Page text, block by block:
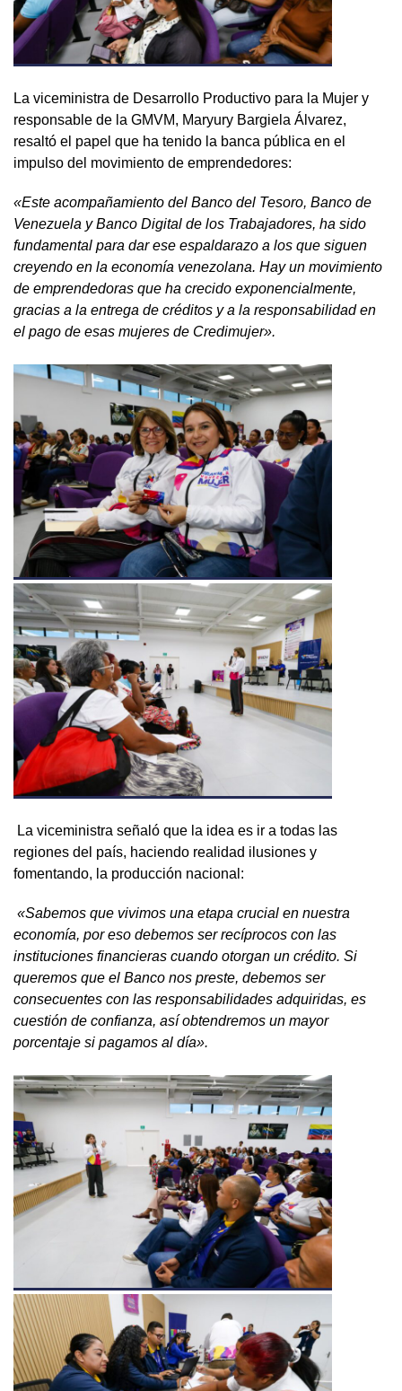
La viceministra de Desarrollo Productivo para la Mujer y
responsable de la GMVM, Maryury Bargiela Álvarez,
resaltó el papel que ha tenido la banca pública en el
impulso del movimiento de emprendedores:
«Este acompañamiento del Banco del Tesoro, Banco de
Venezuela y Banco Digital de los Trabajadores, ha sido
fundamental para dar ese espaldarazo a los que siguen
creyendo en la economía venezolana. Hay un movimiento
de emprendedoras que ha crecido exponencialmente,
gracias a la entrega de créditos y a la responsabilidad en
el pago de esas mujeres de Credimujer».
La viceministra señaló que la idea es ir a todas las
regiones del país, haciendo realidad ilusiones y
fomentando, la producción nacional:
«Sabemos que vivimos una etapa crucial en nuestra
economía, por eso debemos ser recíprocos con las
instituciones financieras cuando otorgan un crédito. Si
queremos que el Banco nos preste, debemos ser
consecuentes con las responsabilidades adquiridas, es
cuestión de confianza, así obtendremos un mayor
porcentaje si pagamos al día».